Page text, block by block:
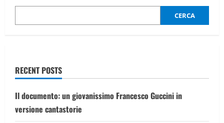
gettata
fiume
CERCA
RECENT POSTS
Il documento: un giovanissimo Francesco Guccini in
versione cantastorie